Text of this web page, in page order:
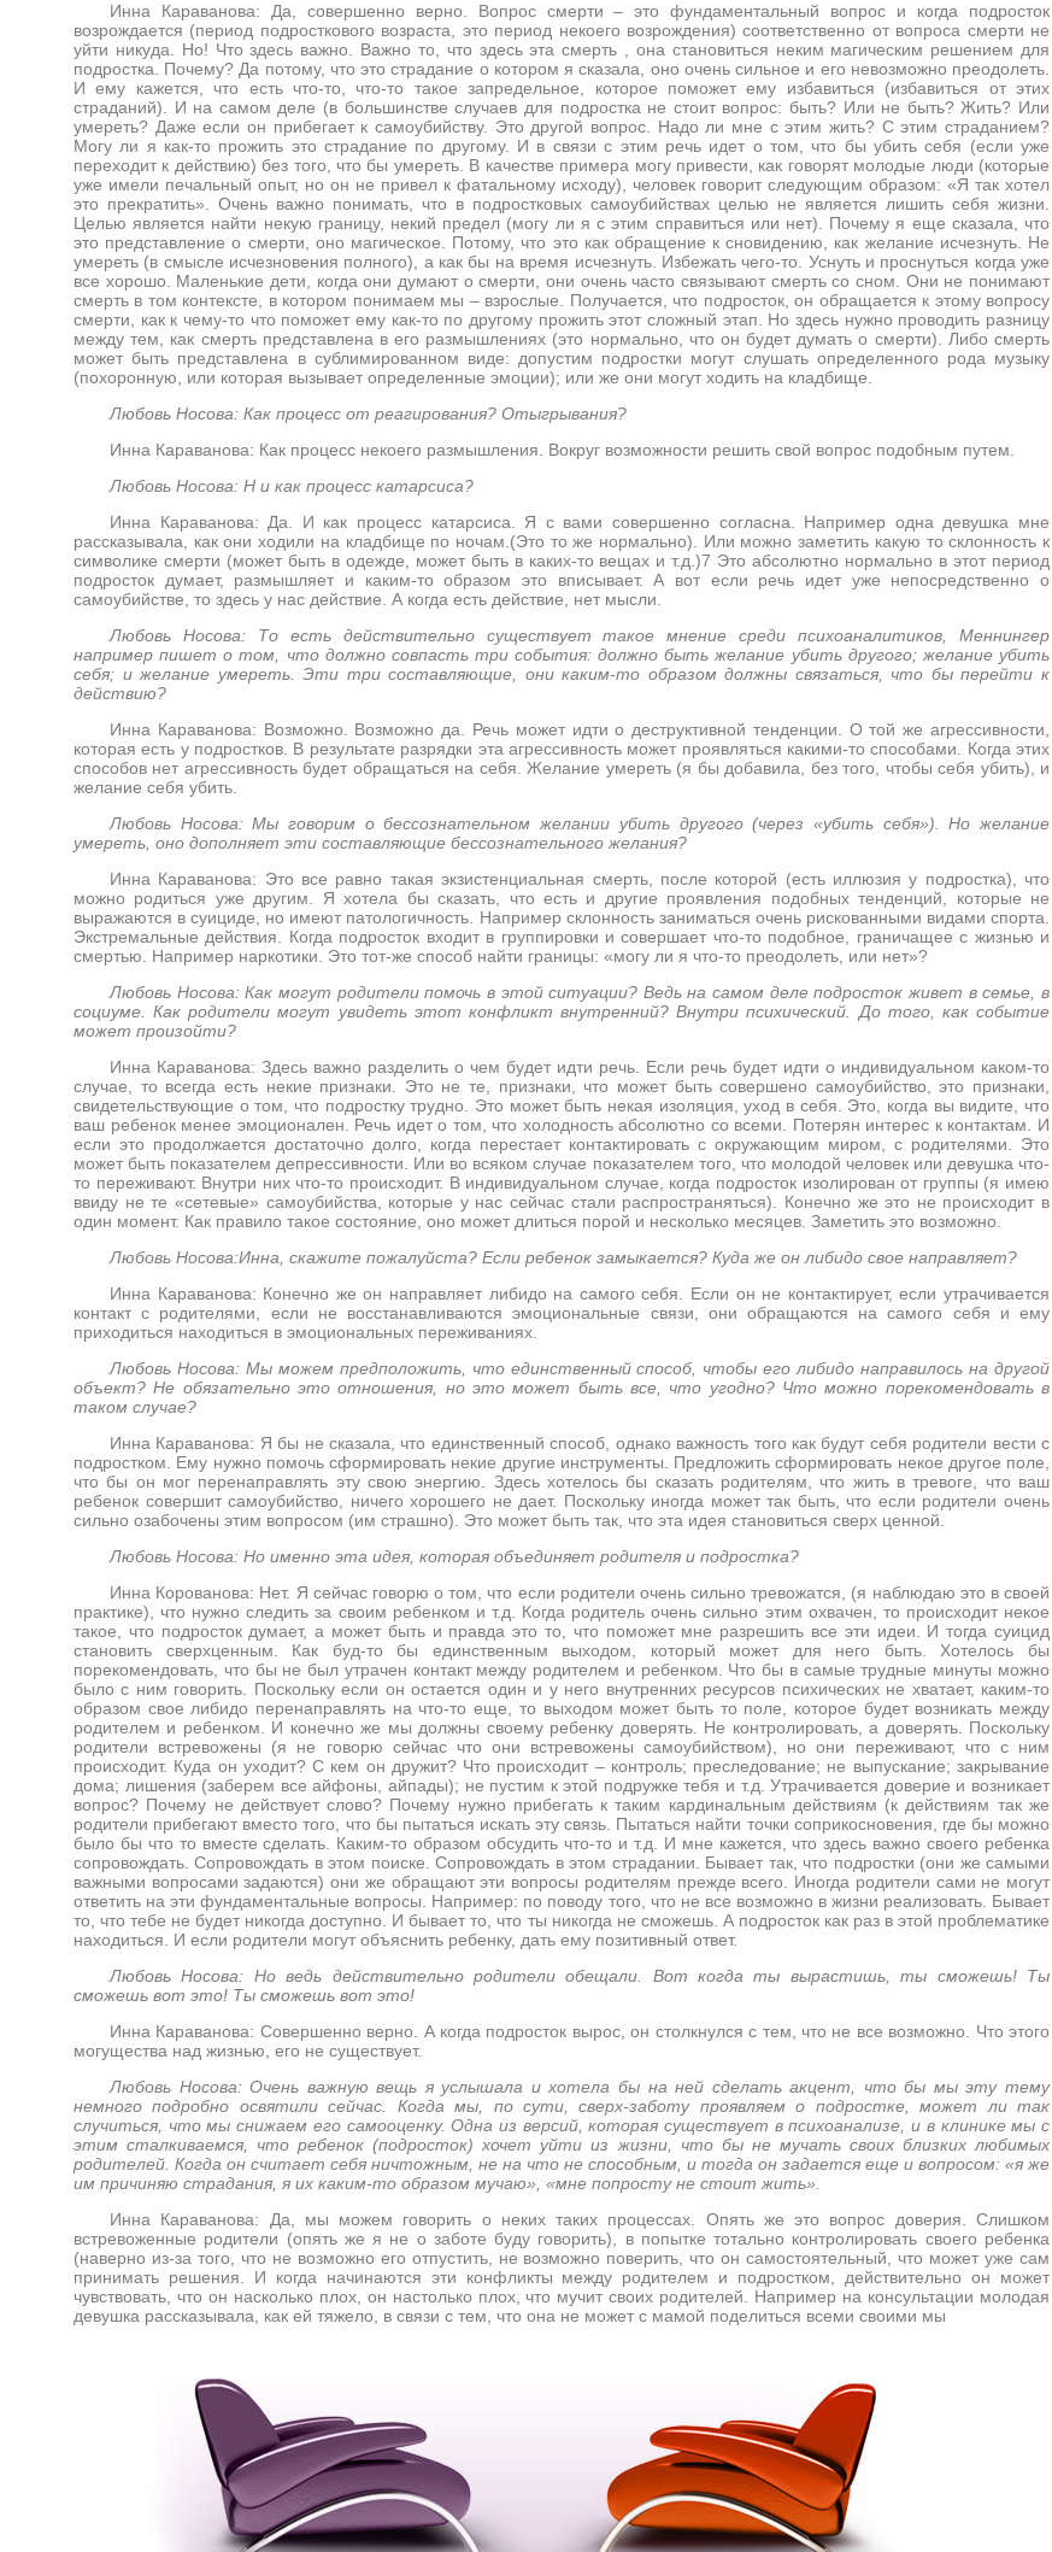
Инна Караванова: Да, совершенно верно. Вопрос смерти – это фундаментальный вопрос и когда подросток
возрождается (период подросткового возраста, это период некоего возрождения) соответственно от вопроса смерти не
уйти никуда. Но! Что здесь важно. Важно то, что здесь эта смерть , она становиться неким магическим решением для
подростка. Почему? Да потому, что это страдание о котором я сказала, оно очень сильное и его невозможно преодолеть.
И ему кажется, что есть что-то, что-то такое запредельное, которое поможет ему избавиться (избавиться от этих
страданий). И на самом деле (в большинстве случаев для подростка не стоит вопрос: быть? Или не быть? Жить? Или
умереть? Даже если он прибегает к самоубийству. Это другой вопрос. Надо ли мне с этим жить? С этим страданием?
Могу ли я как-то прожить это страдание по другому. И в связи с этим речь идет о том, что бы убить себя (если уже
переходит к действию) без того, что бы умереть. В качестве примера могу привести, как говорят молодые люди (которые
уже имели печальный опыт, но он не привел к фатальному исходу), человек говорит следующим образом: «Я так хотел
это прекратить». Очень важно понимать, что в подростковых самоубийствах целью не является лишить себя жизни.
Целью является найти некую границу, некий предел (могу ли я с этим справиться или нет). Почему я еще сказала, что
это представление о смерти, оно магическое. Потому, что это как обращение к сновидению, как желание исчезнуть. Не
умереть (в смысле исчезновения полного), а как бы на время исчезнуть. Избежать чего-то. Уснуть и проснуться когда уже
все хорошо. Маленькие дети, когда они думают о смерти, они очень часто связывают смерть со сном. Они не понимают
смерть в том контексте, в котором понимаем мы – взрослые. Получается, что подросток, он обращается к этому вопросу
смерти, как к чему-то что поможет ему как-то по другому прожить этот сложный этап. Но здесь нужно проводить разницу
между тем, как смерть представлена в его размышлениях (это нормально, что он будет думать о смерти). Либо смерть
может быть представлена в сублимированном виде: допустим подростки могут слушать определенного рода музыку
(похоронную, или которая вызывает определенные эмоции); или же они могут ходить на кладбище.
Любовь Носова: Как процесс от реагирования? Отыгрывания?
Инна Караванова: Как процесс некоего размышления. Вокруг возможности решить свой вопрос подобным путем.
Любовь Носова: Н и как процесс катарсиса?
Инна Караванова: Да. И как процесс катарсиса. Я с вами совершенно согласна. Например одна девушка мне
рассказывала, как они ходили на кладбище по ночам.(Это то же нормально). Или можно заметить какую то склонность к
символике смерти (может быть в одежде, может быть в каких-то вещах и т.д.)7 Это абсолютно нормально в этот период
подросток думает, размышляет и каким-то образом это вписывает. А вот если речь идет уже непосредственно о
самоубийстве, то здесь у нас действие. А когда есть действие, нет мысли.
Любовь Носова: То есть действительно существует такое мнение среди психоаналитиков, Меннингер
например пишет о том, что должно совпасть три события: должно быть желание убить другого; желание убить
себя; и желание умереть. Эти три составляющие, они каким-то образом должны связаться, что бы перейти к
действию?
Инна Караванова: Возможно. Возможно да. Речь может идти о деструктивной тенденции. О той же агрессивности,
которая есть у подростков. В результате разрядки эта агрессивность может проявляться какими-то способами. Когда этих
способов нет агрессивность будет обращаться на себя. Желание умереть (я бы добавила, без того, чтобы себя убить), и
желание себя убить.
Любовь Носова: Мы говорим о бессознательном желании убить другого (через «убить себя»). Но желание
умереть, оно дополняет эти составляющие бессознательного желания?
Инна Караванова: Это все равно такая экзистенциальная смерть, после которой (есть иллюзия у подростка), что
можно родиться уже другим. Я хотела бы сказать, что есть и другие проявления подобных тенденций, которые не
выражаются в суициде, но имеют патологичность. Например склонность заниматься очень рискованными видами спорта.
Экстремальные действия. Когда подросток входит в группировки и совершает что-то подобное, граничащее с жизнью и
смертью. Например наркотики. Это тот-же способ найти границы: «могу ли я что-то преодолеть, или нет»?
Любовь Носова: Как могут родители помочь в этой ситуации? Ведь на самом деле подросток живет в семье, в
социуме. Как родители могут увидеть этот конфликт внутренний? Внутри психический. До того, как событие
может произойти?
Инна Караванова: Здесь важно разделить о чем будет идти речь. Если речь будет идти о индивидуальном каком-то
случае, то всегда есть некие признаки. Это не те, признаки, что может быть совершено самоубийство, это признаки,
свидетельствующие о том, что подростку трудно. Это может быть некая изоляция, уход в себя. Это, когда вы видите, что
ваш ребенок менее эмоционален. Речь идет о том, что холодность абсолютно со всеми. Потерян интерес к контактам. И
если это продолжается достаточно долго, когда перестает контактировать с окружающим миром, с родителями. Это
может быть показателем депрессивности. Или во всяком случае показателем того, что молодой человек или девушка что-
то переживают. Внутри них что-то происходит. В индивидуальном случае, когда подросток изолирован от группы (я имею
ввиду не те «сетевые» самоубийства, которые у нас сейчас стали распространяться). Конечно же это не происходит в
один момент. Как правило такое состояние, оно может длиться порой и несколько месяцев. Заметить это возможно.
Любовь Носова:Инна, скажите пожалуйста? Если ребенок замыкается? Куда же он либидо свое направляет?
Инна Караванова: Конечно же он направляет либидо на самого себя. Если он не контактирует, если утрачивается
контакт с родителями, если не восстанавливаются эмоциональные связи, они обращаются на самого себя и ему
приходиться находиться в эмоциональных переживаниях.
Любовь Носова: Мы можем предположить, что единственный способ, чтобы его либидо направилось на другой
объект? Не обязательно это отношения, но это может быть все, что угодно? Что можно порекомендовать в
таком случае?
Инна Караванова: Я бы не сказала, что единственный способ, однако важность того как будут себя родители вести с
подростком. Ему нужно помочь сформировать некие другие инструменты. Предложить сформировать некое другое поле,
что бы он мог перенаправлять эту свою энергию. Здесь хотелось бы сказать родителям, что жить в тревоге, что ваш
ребенок совершит самоубийство, ничего хорошего не дает. Поскольку иногда может так быть, что если родители очень
сильно озабочены этим вопросом (им страшно). Это может быть так, что эта идея становиться сверх ценной.
Любовь Носова: Но именно эта идея, которая объединяет родителя и подростка?
Инна Корованова: Нет. Я сейчас говорю о том, что если родители очень сильно тревожатся, (я наблюдаю это в своей
практике), что нужно следить за своим ребенком и т.д. Когда родитель очень сильно этим охвачен, то происходит некое
такое, что подросток думает, а может быть и правда это то, что поможет мне разрешить все эти идеи. И тогда суицид
становить сверхценным. Как буд-то бы единственным выходом, который может для него быть. Хотелось бы
порекомендовать, что бы не был утрачен контакт между родителем и ребенком. Что бы в самые трудные минуты можно
было с ним говорить. Поскольку если он остается один и у него внутренних ресурсов психических не хватает, каким-то
образом свое либидо перенаправлять на что-то еще, то выходом может быть то поле, которое будет возникать между
родителем и ребенком. И конечно же мы должны своему ребенку доверять. Не контролировать, а доверять. Поскольку
родители встревожены (я не говорю сейчас что они встревожены самоубийством), но они переживают, что с ним
происходит. Куда он уходит? С кем он дружит? Что происходит – контроль; преследование; не выпускание; закрывание
дома; лишения (заберем все айфоны, айпады); не пустим к этой подружке тебя и т.д. Утрачивается доверие и возникает
вопрос? Почему не действует слово? Почему нужно прибегать к таким кардинальным действиям (к действиям так же
родители прибегают вместо того, что бы пытаться искать эту связь. Пытаться найти точки соприкосновения, где бы можно
было бы что то вместе сделать. Каким-то образом обсудить что-то и т.д. И мне кажется, что здесь важно своего ребенка
сопровождать. Сопровождать в этом поиске. Сопровождать в этом страдании. Бывает так, что подростки (они же самыми
важными вопросами задаются) они же обращают эти вопросы родителям прежде всего. Иногда родители сами не могут
ответить на эти фундаментальные вопросы. Например: по поводу того, что не все возможно в жизни реализовать. Бывает
то, что тебе не будет никогда доступно. И бывает то, что ты никогда не сможешь. А подросток как раз в этой проблематике
находиться. И если родители могут объяснить ребенку, дать ему позитивный ответ.
Любовь Носова: Но ведь действительно родители обещали. Вот когда ты вырастишь, ты сможешь! Ты
сможешь вот это! Ты сможешь вот это!
Инна Караванова: Совершенно верно. А когда подросток вырос, он столкнулся с тем, что не все возможно. Что этого
могущества над жизнью, его не существует.
Любовь Носова: Очень важную вещь я услышала и хотела бы на ней сделать акцент, что бы мы эту тему
немного подробно освятили сейчас. Когда мы, по сути, сверх-заботу проявляем о подростке, может ли так
случиться, что мы снижаем его самооценку. Одна из версий, которая существует в психоанализе, и в клинике мы с
этим сталкиваемся, что ребенок (подросток) хочет уйти из жизни, что бы не мучать своих близких любимых
родителей. Когда он считает себя ничтожным, не на что не способным, и тогда он задается еще и вопросом: «я же
им причиняю страдания, я их каким-то образом мучаю», «мне попросту не стоит жить».
Инна Караванова: Да, мы можем говорить о неких таких процессах. Опять же это вопрос доверия. Слишком
встревоженные родители (опять же я не о заботе буду говорить), в попытке тотально контролировать своего ребенка
(наверно из-за того, что не возможно его отпустить, не возможно поверить, что он самостоятельный, что может уже сам
принимать решения. И когда начинаются эти конфликты между родителем и подростком, действительно он может
чувствовать, что он насколько плох, он настолько плох, что мучит своих родителей. Например на консультации молодая
девушка рассказывала, как ей тяжело, в связи с тем, что она не может с мамой поделиться всеми своими мы